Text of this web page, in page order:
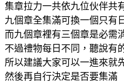
集章拉力一共依九位伙伴共
九個章全集滿可換一個只有
而九個章裡有三個章是必需
不過禮物每日不同，聽說有
所以建議大家可以一進來就
然後再自行決定是否要集滿